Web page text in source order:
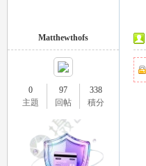
Matthewthofs
0
主題
97
回帖
338
積分